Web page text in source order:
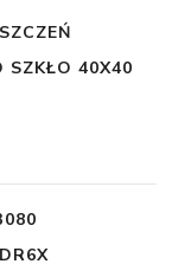
SZKŁO 40X40